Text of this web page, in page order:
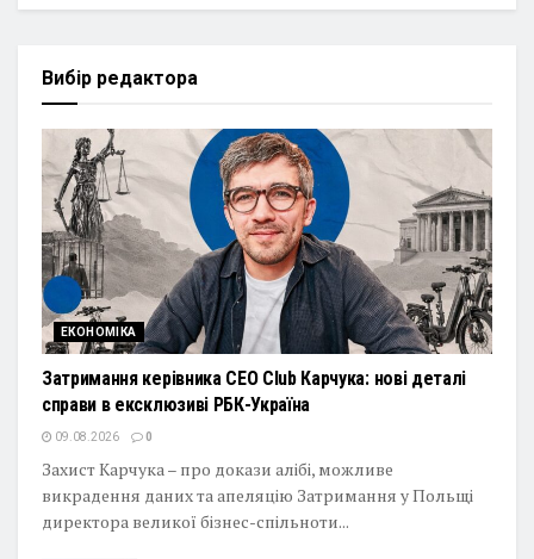
Вибір редактора
ЕКОНОМІКА
Затримання керівника CEO Club Карчука: нові деталі
справи в ексклюзиві РБК-Україна
09.08.2026 0
Захист Карчука – про докази алібі, можливе
викрадення даних та апеляцію Затримання у Польщі
директора великої бізнес-спільноти...